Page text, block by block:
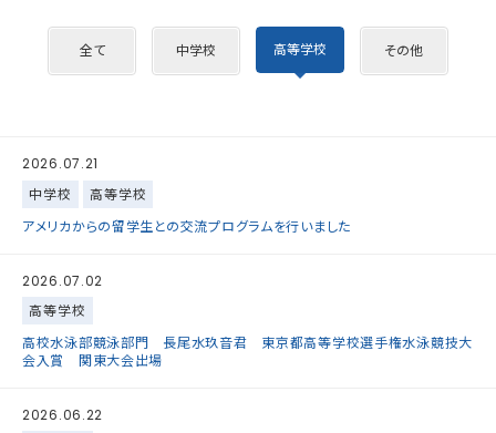
全て 中学校 高等学校 その他
2026.07.21
中学校
高等学校
アメリカからの留学生との交流プログラムを行いました
2026.07.02
高等学校
高校水泳部競泳部門 長尾水玖音君 東京都高等学校選手権水泳競技大
会入賞 関東大会出場
2026.06.22